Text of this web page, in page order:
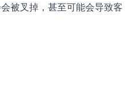
被叉掉，甚至可能会导致客